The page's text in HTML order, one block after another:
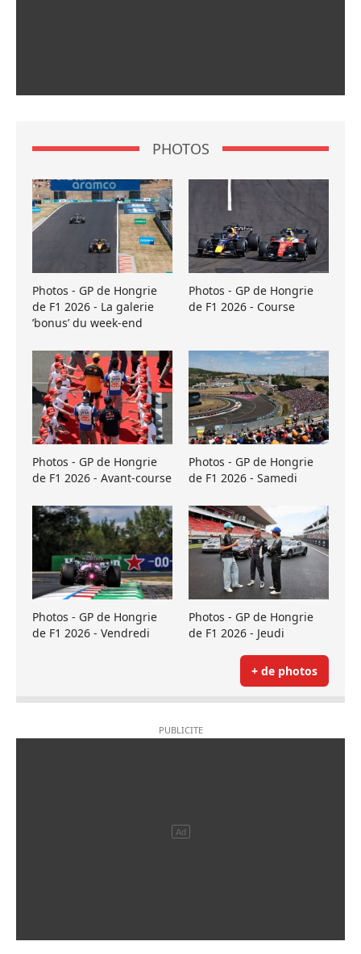
PHOTOS
Photos - GP de Hongrie
de F1 2026 - La galerie
’bonus’ du week-end
Photos - GP de Hongrie
de F1 2026 - Course
Photos - GP de Hongrie
de F1 2026 - Avant-course
Photos - GP de Hongrie
de F1 2026 - Samedi
Photos - GP de Hongrie
de F1 2026 - Vendredi
Photos - GP de Hongrie
de F1 2026 - Jeudi
+ de photos